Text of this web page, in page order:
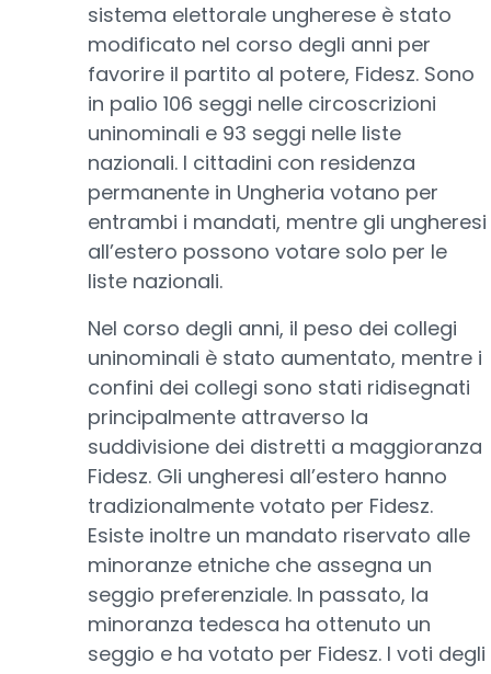
sistema elettorale ungherese è stato
modificato nel corso degli anni per
favorire il partito al potere, Fidesz. Sono
in palio 106 seggi nelle circoscrizioni
uninominali e 93 seggi nelle liste
nazionali. I cittadini con residenza
permanente in Ungheria votano per
entrambi i mandati, mentre gli ungheresi
all’estero possono votare solo per le
liste nazionali.
Nel corso degli anni, il peso dei collegi
uninominali è stato aumentato, mentre i
confini dei collegi sono stati ridisegnati
principalmente attraverso la
suddivisione dei distretti a maggioranza
Fidesz. Gli ungheresi all’estero hanno
tradizionalmente votato per Fidesz.
Esiste inoltre un mandato riservato alle
minoranze etniche che assegna un
seggio preferenziale. In passato, la
minoranza tedesca ha ottenuto un
seggio e ha votato per Fidesz. I voti degli